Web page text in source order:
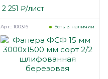
2 251 ₽/лист
Есть в наличии
Арт.: 100316